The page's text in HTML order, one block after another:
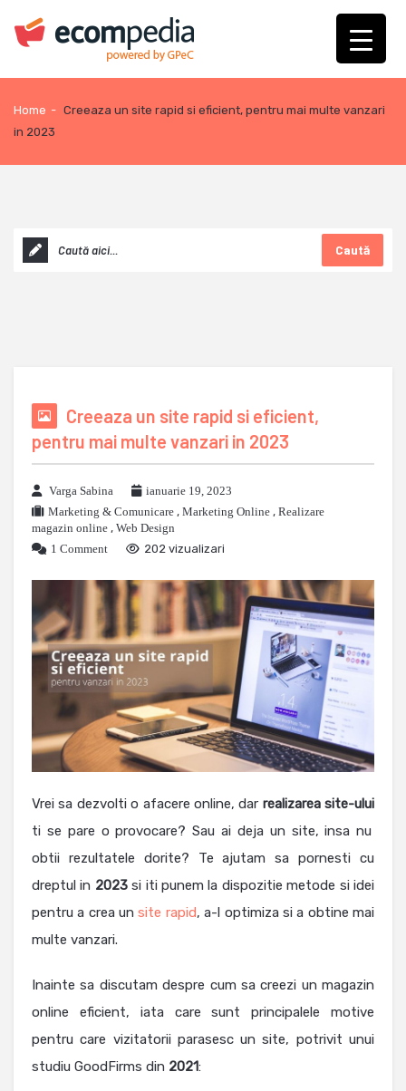
Home - Creeaza un site rapid si eficient, pentru mai multe vanzari
in 2023
Caută
Creeaza un site rapid si eficient,
pentru mai multe vanzari in 2023
Varga Sabina
ianuarie 19, 2023
Marketing & Comunicare , Marketing Online , Realizare
magazin online , Web Design
1 Comment
202 vizualizari
Vrei sa dezvolti o afacere online, dar realizarea site-ului
ti se pare o provocare? Sau ai deja un site, insa nu
obtii rezultatele dorite? Te ajutam sa pornesti cu
dreptul in 2023si iti punem la dispozitie metode si idei
pentru a crea unsite rapid, a-l optimiza si a obtine mai
multe vanzari.
Inainte sa discutam despre cum sa creezi un magazin
online eficient, iata care sunt principalele motive
pentru care vizitatorii parasesc un site, potrivit unui
studiu GoodFirms din 2021: